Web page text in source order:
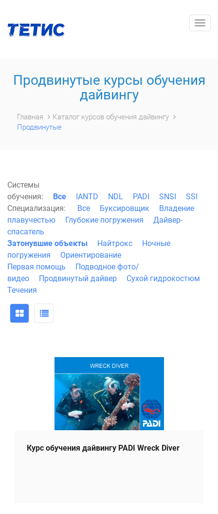
Продвинутые курсы обучения
дайвингу
Главная
Каталог курсов обучения дайвингу
Продвинутые
Системы
обучения:
Все IANTD NDL PADI SNSI
SSI
Специализация:
Все Буксировщик
Владение
плавучестью
Глубокие погружения
Дайвер-
спасатель
Затонувшие объекты
Найтрокс
Ночные
погружения
Ориентирование
Первая помощь
Подводное фото/
видео
Продвинутый дайвер
Сухой гидрокостюм
Течения
Курс обучения дайвингу PADI Wreck Diver